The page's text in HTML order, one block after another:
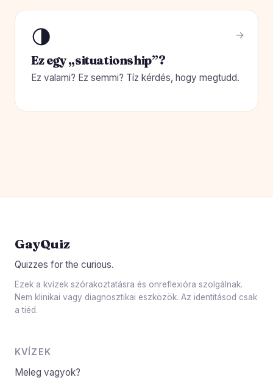
🌗
Ez egy „situationship”?
Ez valami? Ez semmi? Tíz kérdés, hogy megtudd.
GayQuiz
Quizzes for the curious.
Ezek a kvízek szórakoztatásra és önreflexióra szolgálnak.
Nem klinikai vagy diagnosztikai eszközök. Az identitásod csak
a tiéd.
KVÍZEK
Meleg vagyok?